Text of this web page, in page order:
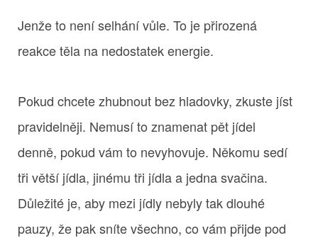
Jenže to není selhání vůle. To je přirozená
reakce těla na nedostatek energie.
Pokud chcete zhubnout bez hladovky, zkuste jíst
pravidelněji. Nemusí to znamenat pět jídel
denně, pokud vám to nevyhovuje. Někomu sedí
tři větší jídla, jinému tři jídla a jedna svačina.
Důležité je, aby mezi jídly nebyly tak dlouhé
pauzy, že pak sníte všechno, co vám přijde pod